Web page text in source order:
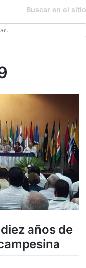
Buscar en el sitio
años de